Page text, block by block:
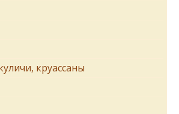
круассаны